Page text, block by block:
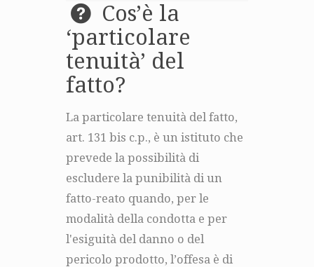
Cos’è la
‘particolare
tenuità’ del
fatto?
La particolare tenuità del fatto,
art. 131 bis c.p., è un istituto che
prevede la possibilità di
escludere la punibilità di un
fatto-reato quando, per le
modalità della condotta e per
l'esiguità del danno o del
pericolo prodotto, l’offesa è di